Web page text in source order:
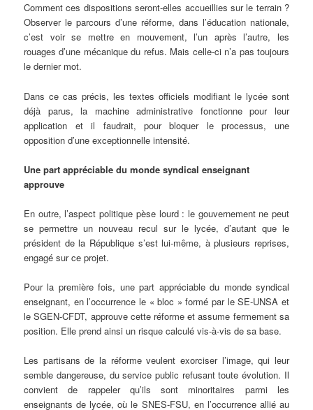
Comment ces dispositions seront-elles accueillies sur le terrain ?
Observer le parcours d’une réforme, dans l’éducation nationale,
c’est voir se mettre en mouvement, l’un après l’autre, les
rouages d’une mécanique du refus. Mais celle-ci n’a pas toujours
le dernier mot.
Dans ce cas précis, les textes officiels modifiant le lycée sont
déjà parus, la machine administrative fonctionne pour leur
application et il faudrait, pour bloquer le processus, une
opposition d’une exceptionnelle intensité.
Une part appréciable du monde syndical enseignant
approuve
En outre, l’aspect politique pèse lourd : le gouvernement ne peut
se permettre un nouveau recul sur le lycée, d’autant que le
président de la République s’est lui-même, à plusieurs reprises,
engagé sur ce projet.
Pour la première fois, une part appréciable du monde syndical
enseignant, en l’occurrence le « bloc » formé par le SE-UNSA et
le SGEN-CFDT, approuve cette réforme et assume fermement sa
position. Elle prend ainsi un risque calculé vis-à-vis de sa base.
Les partisans de la réforme veulent exorciser l’image, qui leur
semble dangereuse, du service public refusant toute évolution. Il
convient de rappeler qu’ils sont minoritaires parmi les
enseignants de lycée, où le SNES-FSU, en l’occurrence allié au